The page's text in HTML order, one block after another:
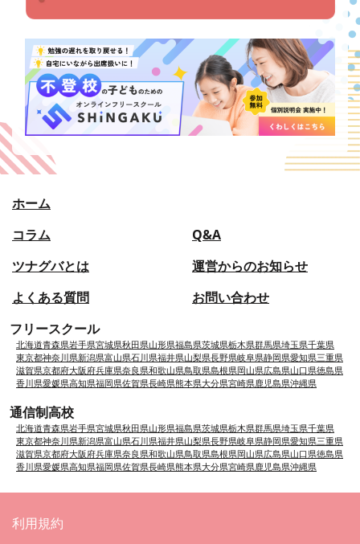
ホーム
コラム
Q&A
ツナグバとは
よくある質問
運営からのお知らせ
お問い合わせ
フリースクール
北海道青森県岩手県宮城県秋田県山形県福島県茨城県栃木県群馬県埼玉県千葉県
東京都神奈川県新潟県富山県石川県福井県山梨県長野県岐阜県静岡県愛知県三重県
滋賀県京都府大阪府兵庫県奈良県和歌山県鳥取県島根県岡山県広島県山口県徳島県
香川県愛媛県高知県福岡県佐賀県長崎県熊本県大分県宮崎県鹿児島県沖縄県
通信制高校
北海道青森県岩手県宮城県秋田県山形県福島県茨城県栃木県群馬県埼玉県千葉県
東京都神奈川県新潟県富山県石川県福井県山梨県長野県岐阜県静岡県愛知県三重県
滋賀県京都府大阪府兵庫県奈良県和歌山県鳥取県島根県岡山県広島県山口県徳島県
香川県愛媛県高知県福岡県佐賀県長崎県熊本県大分県宮崎県鹿児島県沖縄県
利用規約